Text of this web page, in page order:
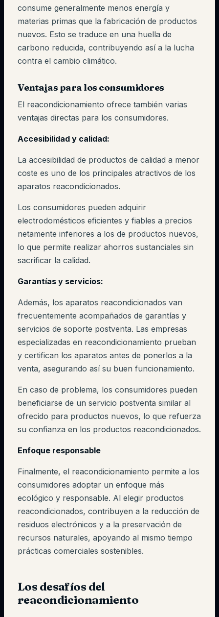
consume generalmente menos energía y
materias primas que la fabricación de productos
nuevos. Esto se traduce en una huella de
carbono reducida, contribuyendo así a la lucha
contra el cambio climático.
Ventajas para los consumidores
El reacondicionamiento ofrece también varias
ventajas directas para los consumidores.
Accesibilidad y calidad:
La accesibilidad de productos de calidad a menor
coste es uno de los principales atractivos de los
aparatos reacondicionados.
Los consumidores pueden adquirir
electrodomésticos eficientes y fiables a precios
netamente inferiores a los de productos nuevos,
lo que permite realizar ahorros sustanciales sin
sacrificar la calidad.
Garantías y servicios:
Además, los aparatos reacondicionados van
frecuentemente acompañados de garantías y
servicios de soporte postventa. Las empresas
especializadas en reacondicionamiento prueban
y certifican los aparatos antes de ponerlos a la
venta, asegurando así su buen funcionamiento.
En caso de problema, los consumidores pueden
beneficiarse de un servicio postventa similar al
ofrecido para productos nuevos, lo que refuerza
su confianza en los productos reacondicionados.
Enfoque responsable
Finalmente, el reacondicionamiento permite a los
consumidores adoptar un enfoque más
ecológico y responsable. Al elegir productos
reacondicionados, contribuyen a la reducción de
residuos electrónicos y a la preservación de
recursos naturales, apoyando al mismo tiempo
prácticas comerciales sostenibles.
Los desafíos del
reacondicionamiento